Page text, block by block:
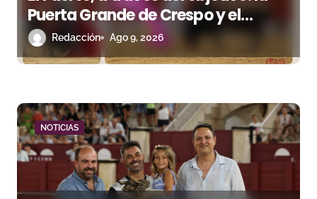
t
r
d
a
s
Puerta Grande de Crespo y el
aroma de Morante
Redacción Ago 9, 2026
NOTICIAS